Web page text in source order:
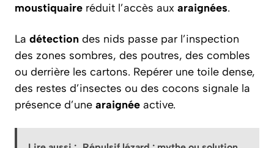
moustiquaire réduit l’accès aux araignées.
La détection des nids passe par l’inspection
des zones sombres, des poutres, des combles
ou derrière les cartons. Repérer une toile dense,
des restes d’insectes ou des cocons signale la
présence d’une araignée active.